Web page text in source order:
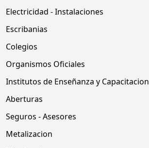
Electricidad - Instalaciones
Escribanias
Colegios
Organismos Oficiales
Institutos de Enseñanza y Capacitacion
Aberturas
Seguros - Asesores
Metalizacion